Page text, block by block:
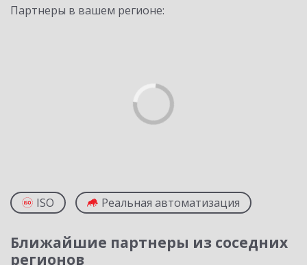
Партнеры в вашем регионе:
ISO Реальная автоматизация
Ближайшие партнеры из соседних
регионов